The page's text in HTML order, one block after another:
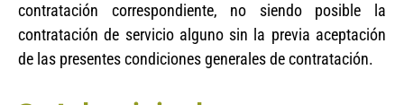
contratación correspondiente, no siendo posible la
contratación de servicio alguno sin la previa aceptación
de las presentes condiciones generales de contratación.